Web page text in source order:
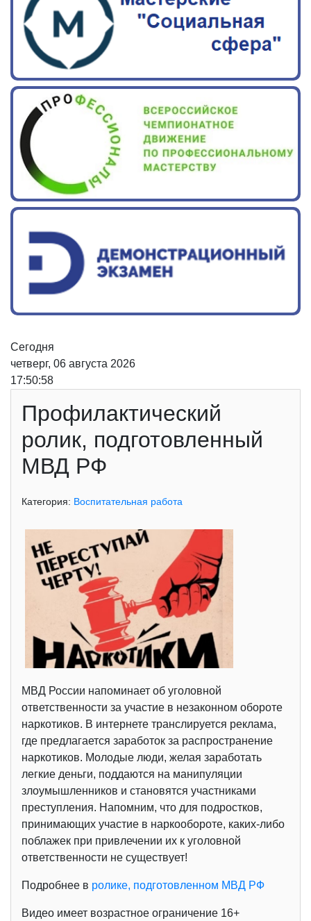
Сегодня
четверг, 06 августа 2026
17:50:58
Профилактический
ролик, подготовленный
МВД РФ
Категория: Воспитательная работа
МВД России напоминает об уголовной
ответственности за участие в незаконном обороте
наркотиков. В интернете транслируется реклама,
где предлагается заработок за распространение
наркотиков. Молодые люди, желая заработать
легкие деньги, поддаются на манипуляции
злоумышленников и становятся участниками
преступления. Напомним, что для подростков,
принимающих участие в наркообороте, каких-либо
поблажек при привлечении их к уголовной
ответственности не существует!
Подробнее в ролике, подготовленном МВД РФ
Видео имеет возрастное ограничение 16+